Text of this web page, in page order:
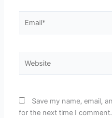
Save my name, email,
for the next time I comment.